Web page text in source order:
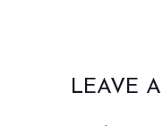
LEAVE